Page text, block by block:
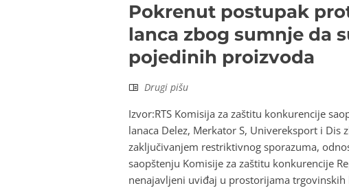
Pokrenut postupak
lanca zbog sumnje da
pojedinih proizvoda
Drugi pišu
Izvor:RTS Komisija za zaštitu konkurencije
lanaca Delez, Merkator S, Univereksport i
zaključivanjem restriktivnog sporazuma,
saopštenju Komisije za zaštitu konkurencije
nenajavljeni uviđaj u prostorijama trgovinskih